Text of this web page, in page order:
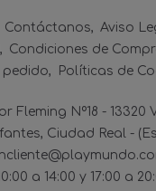
Contáctanos Aviso
Condiciones de
pedido
Políticas de
Fleming Nº18 - 13320
Ciudad Real -
a 14:00 y 17:00 a